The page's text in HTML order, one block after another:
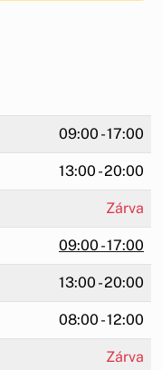
09:00 - 17:00
13:00 - 20:00
Zárva
09:00 - 17:00
13:00 - 20:00
08:00 - 12:00
Zárva